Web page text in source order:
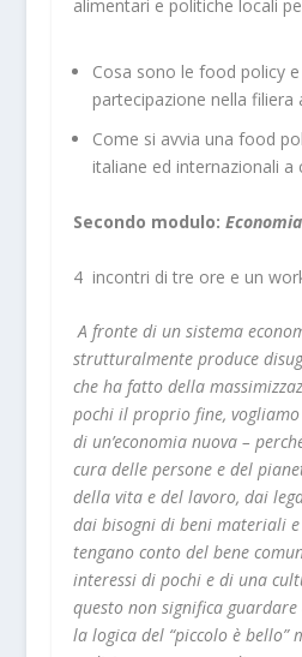
alimentari e politiche locali
Cosa sono le food policy
partecipazione nella filiera
Come si avvia una food
italiane ed internazionali
Secondo modulo:
4 incontri di tre ore e un
A fronte di un sistema
strutturalmente produce
che ha fatto della
pochi il proprio fine,
di un’economia nuova –
cura delle persone e del
della vita e del lavoro, dai
dai bisogni di beni materiali
tengano conto del bene
interessi di pochi e di una
questo non significa
la logica del “piccolo è bello”